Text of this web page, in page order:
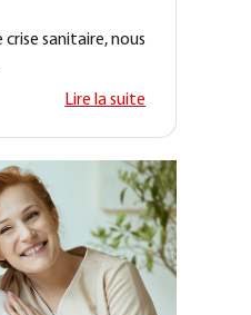
sanitaire, nous
Lire la suite